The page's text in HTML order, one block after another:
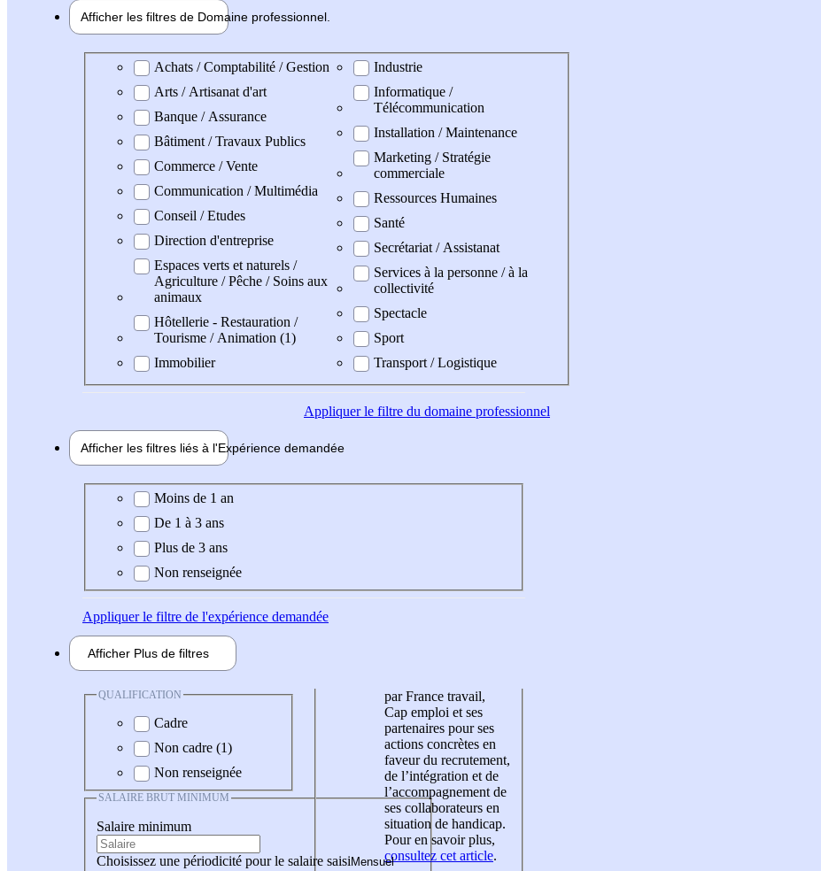
Afficher les filtres de Domaine professionnel
Domaine professionel
Achats / Comptabilité / Gestion
Arts / Artisanat d'art
Banque / Assurance
Bâtiment / Travaux Publics
Commerce / Vente
Communication / Multimédia
Conseil / Etudes
Direction d'entreprise
Espaces verts et naturels /
Agriculture / Pêche / Soins aux
animaux
Hôtellerie - Restauration /
Tourisme / Animation (1)
Immobilier
Industrie
Informatique /
Télécommunication
Installation / Maintenance
Marketing / Stratégie
commerciale
Ressources Humaines
Santé
Secrétariat / Assistanat
Services à la personne / à la
collectivité
Spectacle
Sport
Transport / Logistique
Appliquerle filtre du domaine professionnel
Afficher les filtres liés à l'Expérience demandée
Expérience demandée
Moins de 1 an
De 1 à 3 ans
Plus de 3 ans
Non renseignée
Appliquerle filtre de l'expérience demandée
Afficher Plus de filtres
QUALIFICATION
Cadre
Non cadre (1)
Non renseignée
SALAIRE BRUT MINIMUM
Salaire minimum
Choisissez une périodicité pour le salaire saisi
par France travail,
Cap emploi et ses
partenaires pour ses
actions concrètes en
faveur du recrutement,
de l’intégration et de
l’accompagnement de
ses collaborateurs en
situation de handicap.
Pour en savoir plus,
consultez cet article.